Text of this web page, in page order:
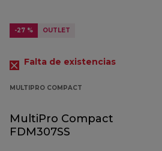
-27 % OUTLET
Falta de existencias
MULTIPRO COMPACT
MultiPro Compact
FDM307SS